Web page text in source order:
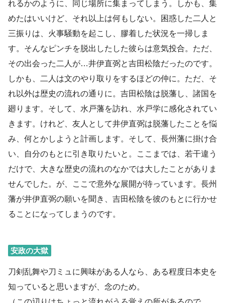
れるかのように、同じ場所に集まってしまう。しかも、集
めたはいいけど、それ以上は何もしない。困惑した二人と
三振りは、火事騒動を起こし、膠着した状況を一掃しま
す。そんなピンチを脱出したした彼らは意気投合。ただ、
その出会った二人が…井伊直弼と吉田松陰だったのです。
しかも、二人は文のやり取りをするほどの仲に。ただ、そ
れ以外は歴史の流れの通りに。吉田松陰は脱藩し、諸国を
廻ります。そして、水戸藩を訪れ、水戸学に感化されてい
きます。けれど、友人として井伊直弼は脱藩したことを悩
み、何とかしようと計画します。そして、長州藩に掛け合
い、自分のもとに引き取りたいと。ここまでは、若干違う
だけで、大きな歴史の流れのなかでは大したことがありま
せんでした。が、ここで意外な展開が待っています。長州
藩が井伊直弼の願いを聞き、吉田松陰を彼のもとに行かせ
ることになってしまうのです。
安政の大獄
刀剣乱舞や刀ミュに興味がある人なら、ある程度日本史を
知っていると思いますが、念のため。